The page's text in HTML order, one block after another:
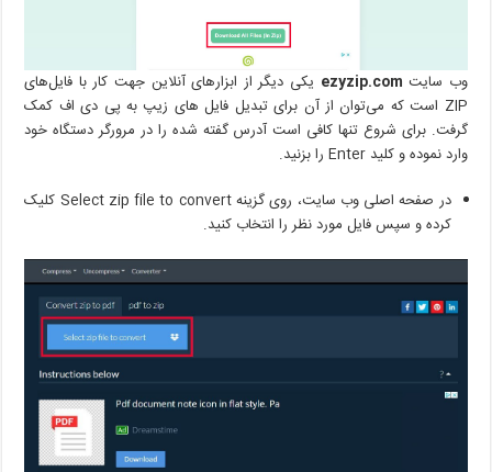
وب سایت ezyzip.com یکی دیگر از ابزارهای آنلاین جهت کار با فایل‌های
ZIP است که می‌توان از آن برای تبدیل فایل های زیپ به پی دی اف کمک
گرفت. برای شروع تنها کافی است آدرس گفته شده را در مرورگر دستگاه خود
وارد نموده و کلید Enter را بزنید.
در صفحه اصلی وب سایت، روی گزینه Select zip file to convert کلیک
کرده و سپس فایل مورد نظر را انتخاب کنید.